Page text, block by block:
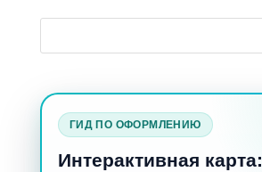
ГИД ПО ОФОРМЛЕНИЮ
Интерактивная карта: